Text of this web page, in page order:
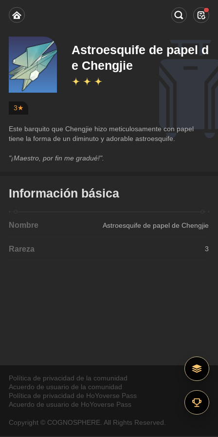
Astroesquife de papel d
e Chengjie
3★
Este barquito que Chengjie hizo meticulosamente con papel
tiene la forma de un diminuto y adorable astroesquife.
"¡Maestro, por fin me gradué!".
Información básica
Nombre Astroesquife de papel de Chengjie
Rareza 3
Política de privacidad de la comunidad
Acuerdo de usuario de la comunidad
Política de privacidad de HoYoverse Pass
Acuerdo de usuario de HoYoverse Pass
Copyright © COGNOSPHERE. All Rights Reserved.